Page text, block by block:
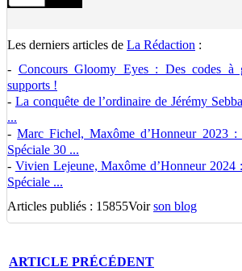
Les derniers articles de La Rédaction :
- Concours Gloomy Eyes : Des codes à
supports !
- La conquête de l’ordinaire de Jérémy
...
-Marc Fichel, Maxôme d’Honneur 2023 :
Spéciale 30 ...
- Vivien Lejeune, Maxôme d’Honneur 2024
Spéciale ...
Articles publiés : 15855Voirson blog
ARTICLE PRÉCÉDENT